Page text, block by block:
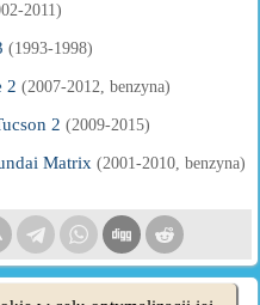
2011)
(1993-1998)
2 (2007-2012, benzyna)
2 (2009-2015)
Matrix (2001-2010, benzyna)